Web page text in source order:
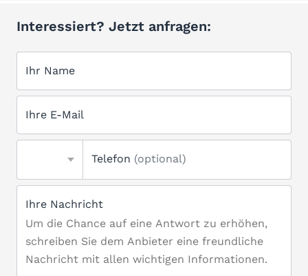
Interessiert? Jetzt anfragen:
Ihr Name
Ihre E-Mail
Telefon (optional)
Ihre Nachricht